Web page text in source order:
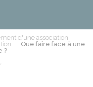
d'une association
Que faire face à une
?